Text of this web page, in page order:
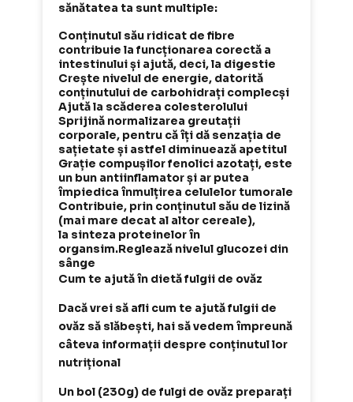
sănătatea ta sunt multiple:
Conținutul său ridicat de fibre
contribuie la funcționarea corectă a
intestinului și ajută, deci, la digestie
Crește nivelul de energie, datorită
conținutului de carbohidrați complecși
Ajută la scăderea colesterolului
Sprijină normalizarea greutații
corporale, pentru că îți dă senzația de
sațietate și astfel diminuează apetitul
Grație compușilor fenolici azotați, este
un bun antiinflamator și ar putea
împiedica înmulțirea celulelor tumorale
Contribuie, prin conținutul său de lizină
(mai mare decat al altor cereale),
la sinteza proteinelor în
organsim.Reglează nivelul glucozei din
sânge
Cum te ajută în dietă fulgii de ovăz
Dacă vrei să afli cum te ajută fulgii de
ovăz să slăbești, hai să vedem împreună
câteva informații despre conținutul lor
nutrițional
Un bol (230g) de fulgi de ovăz preparați